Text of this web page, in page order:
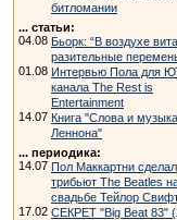
битломании
... статьи:
04.08 Бьорк: “В воздухе
разительные
01.08 Интервью Пола для
канала The Rest is
Entertainment
14.07 Книга "Слова и
Леннона"
... периодика:
14.07 Пол Маккартни сделал
трибьют The Beatles
свадьбе Тейлор
17.02 СЕКРЕТ "Big Beat 83"